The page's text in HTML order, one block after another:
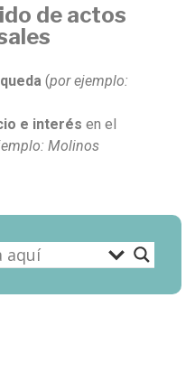
de actos
(por ejemplo:
e interés en el
Molinos